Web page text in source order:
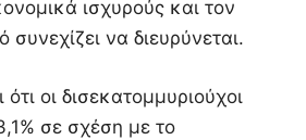
ισχυρούς και τον
να διευρύνεται.
οι δισεκατομμυριούχοι
σε σχέση με το